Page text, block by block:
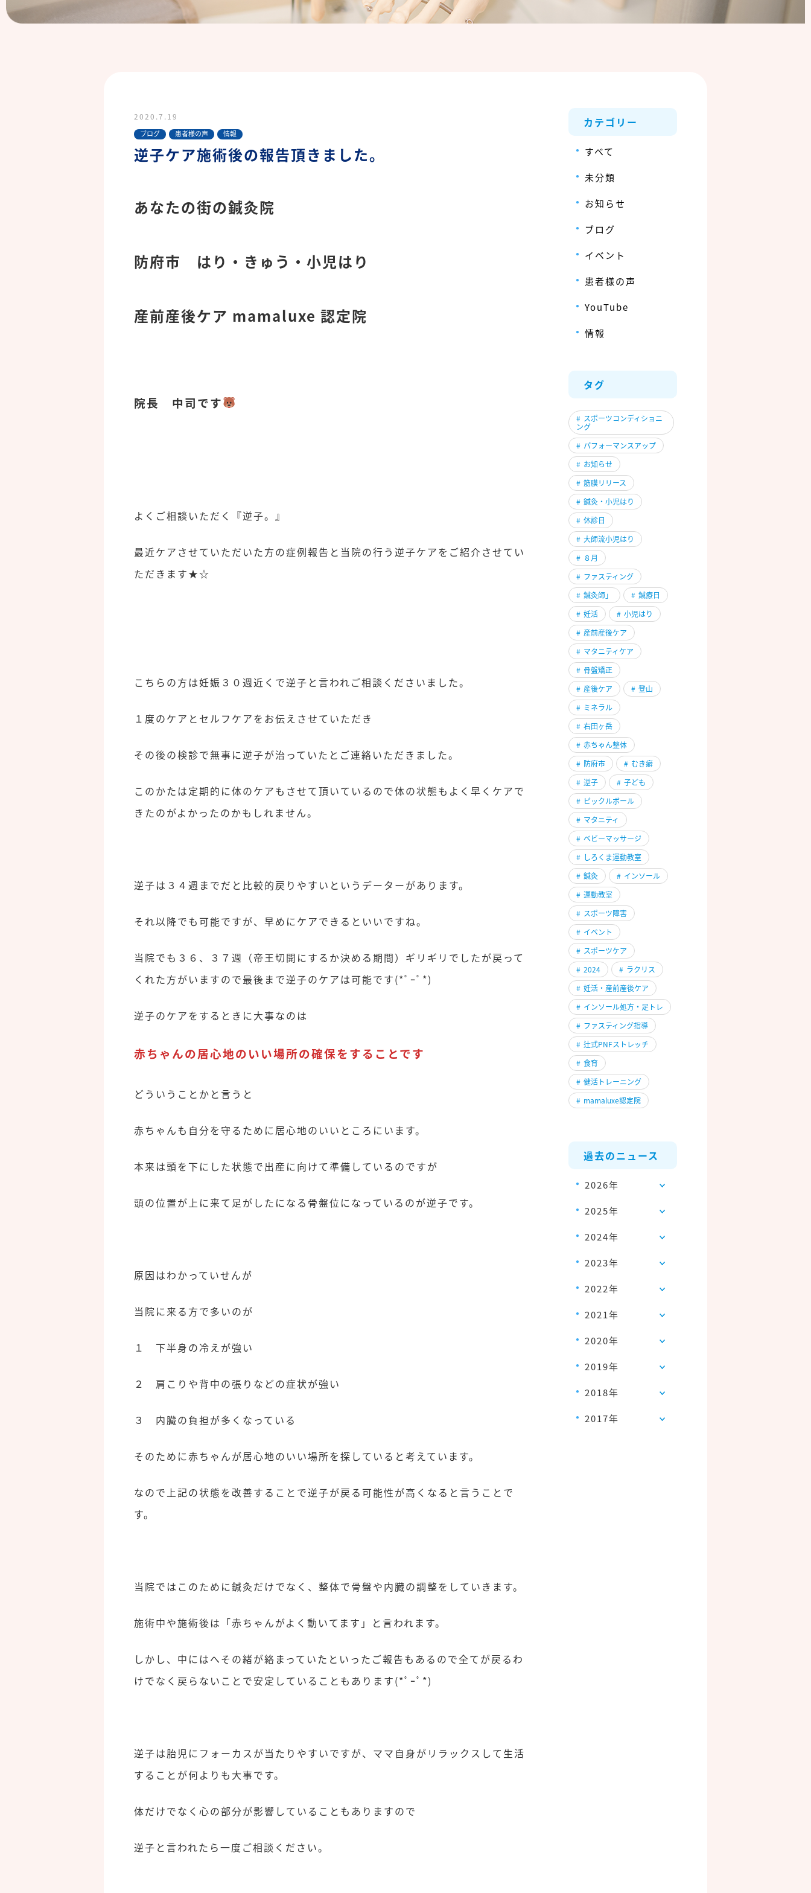
2020.7.19
ブログ 患者様の声 情報
逆子ケア施術後の報告頂きました。
あなたの街の鍼灸院
防府市 はり・きゅう・小児はり
産前産後ケア mamaluxe 認定院
院長 中司です
よくご相談いただく『逆子。』
最近ケアさせていただいた方の症例報告と当院の行う逆子ケアをご紹介させてい
ただきます★☆
こちらの方は妊娠３０週近くで逆子と言われご相談くださいました。
１度のケアとセルフケアをお伝えさせていただき
その後の検診で無事に逆子が治っていたとご連絡いただきました。
このかたは定期的に体のケアもさせて頂いているので体の状態もよく早くケアで
きたのがよかったのかもしれません。
逆子は３４週までだと比較的戻りやすいというデーターがあります。
それ以降でも可能ですが、早めにケアできるといいですね。
当院でも３６、３７週（帝王切開にするか決める期間）ギリギリでしたが戻って
くれた方がいますので最後まで逆子のケアは可能です(*ﾟｰﾟ*)
逆子のケアをするときに大事なのは
赤ちゃんの居心地のいい場所の確保をすることです
どういうことかと言うと
赤ちゃんも自分を守るために居心地のいいところにいます。
本来は頭を下にした状態で出産に向けて準備しているのですが
頭の位置が上に来て足がしたになる骨盤位になっているのが逆子です。
原因はわかっていせんが
当院に来る方で多いのが
１ 下半身の冷えが強い
２ 肩こりや背中の張りなどの症状が強い
３ 内臓の負担が多くなっている
そのために赤ちゃんが居心地のいい場所を探していると考えています。
なので上記の状態を改善することで逆子が戻る可能性が高くなると言うことで
す。
当院ではこのために鍼灸だけでなく、整体で骨盤や内臓の調整をしていきます。
施術中や施術後は「赤ちゃんがよく動いてます」と言われます。
しかし、中にはへその緒が絡まっていたといったご報告もあるので全てが戻るわ
けでなく戻らないことで安定していることもあります(*ﾟｰﾟ*)
逆子は胎児にフォーカスが当たりやすいですが、ママ自身がリラックスして生活
することが何よりも大事です。
体だけでなく心の部分が影響していることもありますので
逆子と言われたら一度ご相談ください。
カテゴリー
すべて
未分類
お知らせ
ブログ
イベント
患者様の声
YouTube
情報
タグ
# スポーツコンディショニ
ング
# パフォーマンスアップ
# お知らせ
# 筋膜リリース
# 鍼灸・小児はり
# 休診日
# 大師流小児はり
# ８月
# ファスティング
# 鍼灸師」 # 鍼療日
# 妊活 # 小児はり
# 産前産後ケア
# マタニティケア
# 骨盤矯正
# 産後ケア # 登山
# ミネラル
# 右田ヶ岳
# 赤ちゃん整体
# 防府市 # むき癖
# 逆子 # 子ども
# ピックルボール
# マタニティ
# ベビーマッサージ
# しろくま運動教室
# 鍼灸 # インソール
# 運動教室
# スポーツ障害
# イベント
# スポーツケア
# 2024 # ラクリス
# 妊活・産前産後ケア
# インソール処方・足トレ
# ファスティング指導
# 辻式PNFストレッチ
# 食育
# 健活トレーニング
# mamaluxe認定院
過去のニュース
2026年
2025年
2024年
2023年
2022年
2021年
2020年
2019年
2018年
2017年